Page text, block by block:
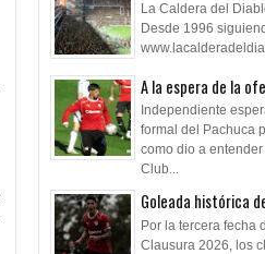
La Caldera del
Desde 1996
A la espera de la
Independiente
formal del Pachuca
como dio a
Club...
Goleada histórica
Por la tercera fecha
Clausura 2026, los